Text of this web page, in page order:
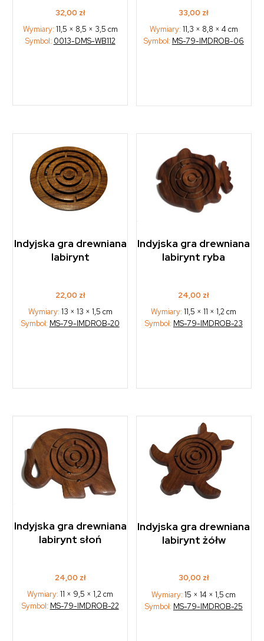
32,00 zł
Wymiary: 11,5 × 8,5 × 3,5 cm
Symbol: 0013-DMS-WB112
33,00 zł
Wymiary: 11,3 × 8,8 × 4 cm
Symbol: MS-79-IMDROB-06
Indyjska gra drewniana
labirynt
22,00 zł
Wymiary: 13 × 13 × 1,5 cm
Symbol: MS-79-IMDROB-20
Indyjska gra drewniana
labirynt ryba
24,00 zł
Wymiary:11,5 × 11 × 1,2 cm
Symbol: MS-79-IMDROB-23
Indyjska gra drewniana
labirynt słoń
24,00 zł
Wymiary:11 × 9,5 × 1,2 cm
Symbol: MS-79-IMDROB-22
Indyjska gra drewniana
labirynt żółw
30,00 zł
Wymiary:15 × 14 × 1,5 cm
Symbol: MS-79-IMDROB-25